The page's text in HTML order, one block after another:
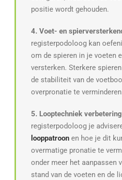
positie wordt gehouden.
4. Voet- en
registerpodoloog kan
om de spieren in je voeten
versterken. Sterkere
de stabiliteit van de
overpronatie te
5. Looptechniek
registerpodoloog je
looppatroonen hoe je dit
overmatige pronatie te
onder meer het aanpassen
stand van de voeten en de